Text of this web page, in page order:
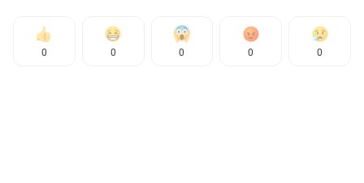
0 0 0 0 0